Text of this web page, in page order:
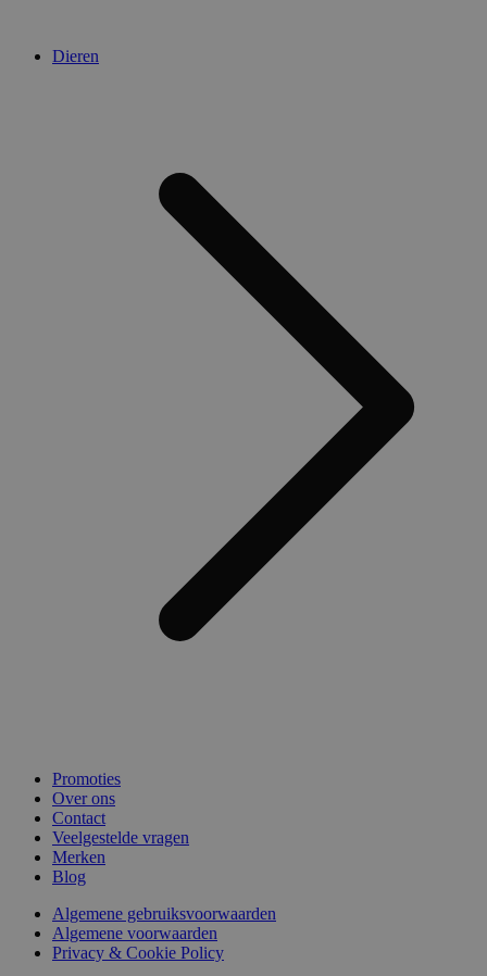
Dieren
Promoties
Over ons
Contact
Veelgestelde vragen
Merken
Blog
Algemene gebruiksvoorwaarden
Algemene voorwaarden
Privacy & Cookie Policy